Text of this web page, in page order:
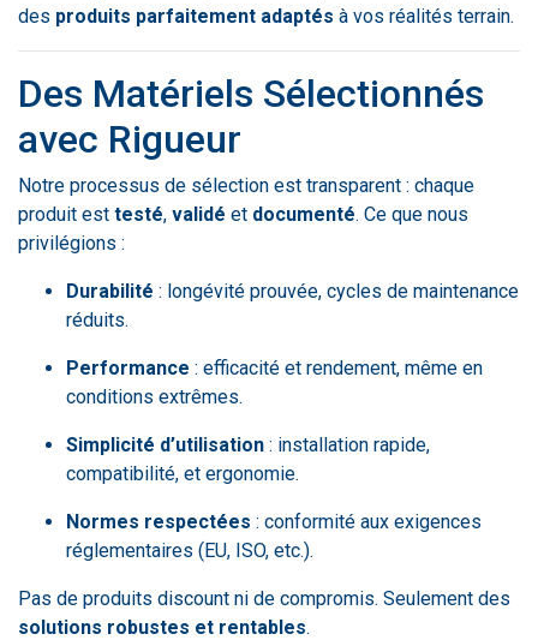
des produits parfaitement adaptés à vos réalités terrain.
Des Matériels Sélectionnés
avec Rigueur
Notre processus de sélection est transparent : chaque
produit est testé, validé et documenté. Ce que nous
privilégions :
Durabilité : longévité prouvée, cycles de maintenance
réduits.
Performance : efficacité et rendement, même en
conditions extrêmes.
Simplicité d’utilisation : installation rapide,
compatibilité, et ergonomie.
Normes respectées : conformité aux exigences
réglementaires (EU, ISO, etc.).
Pas de produits discount ni de compromis. Seulement des
solutions robustes et rentables.